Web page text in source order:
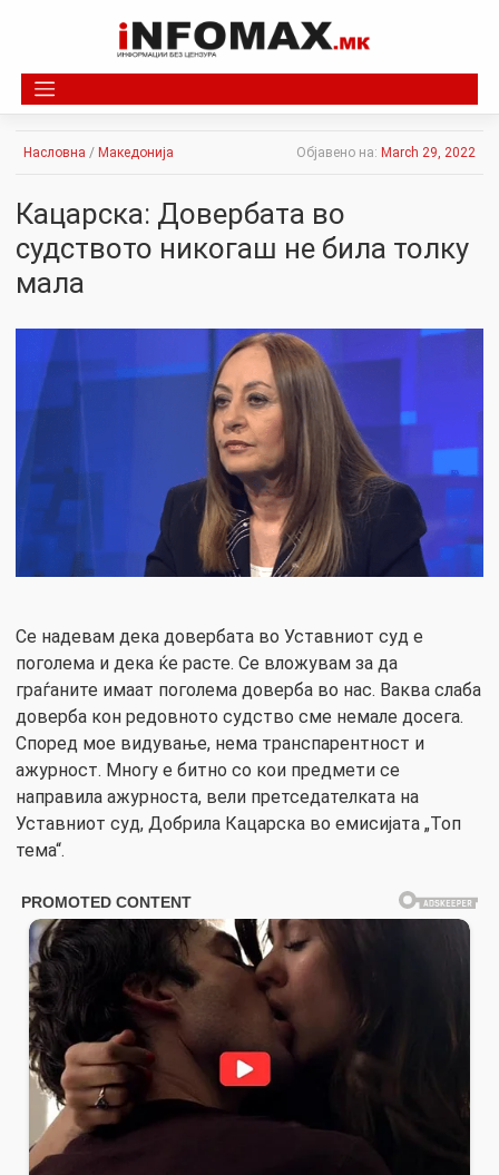
Насловна / Македонија Објавено на: March 29, 2022
Кацарска: Довербата во
судството никогаш не била толку
мала
Се надевам дека довербата во Уставниот суд е
поголема и дека ќе расте. Се вложувам за да
граѓаните имаат поголема доверба во нас. Ваква слаба
доверба кон редовното судство сме немале досега.
Според мое видување, нема транспарентност и
ажурност. Многу е битно со кои предмети се
направила ажурноста, вели претседателката на
Уставниот суд, Добрила Кацарска во емисијата „Топ
тема“.